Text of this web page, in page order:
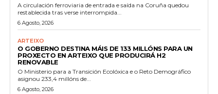
A circulación ferroviaria de entrada e saída na Coruña quedou
restablecida tras verse interrompida...
6 Agosto, 2026
ARTEIXO
O GOBERNO DESTINA MÁIS DE 133 MILLÓNS PARA UN
PROXECTO EN ARTEIXO QUE PRODUCIRÁ H2
RENOVABLE
O Ministerio para a Transición Ecolóxica e o Reto Demográfico
asignou 233,4 millóns de...
6 Agosto, 2026